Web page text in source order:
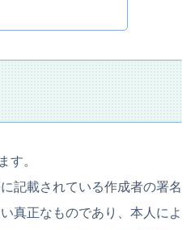
す。
記載されている作成者の署名
真正なものであり、本人によ